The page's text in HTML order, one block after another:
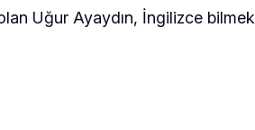
Uğur Ayaydın, İngilizce